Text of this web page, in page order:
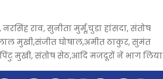
राव, सुनीता मुर्मू,चुडा हांसदा, संतोष
मुखी,संजीत घोषाल,अमीत ठाकुर, सुमंत
मुखी, संतोष सेठ,आदि मजदूरों ने भाग लिया